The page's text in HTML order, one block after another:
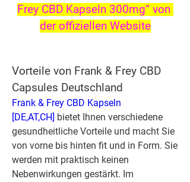
Frey CBD Kapseln 300mg“ von
der offiziellen Website
Vorteile von Frank & Frey CBD
Capsules Deutschland
Frank & Frey CBD Kapseln
[DE,AT,CH] bietet Ihnen verschiedene
gesundheitliche Vorteile und macht Sie
von vorne bis hinten fit und in Form. Sie
werden mit praktisch keinen
Nebenwirkungen gestärkt. Im